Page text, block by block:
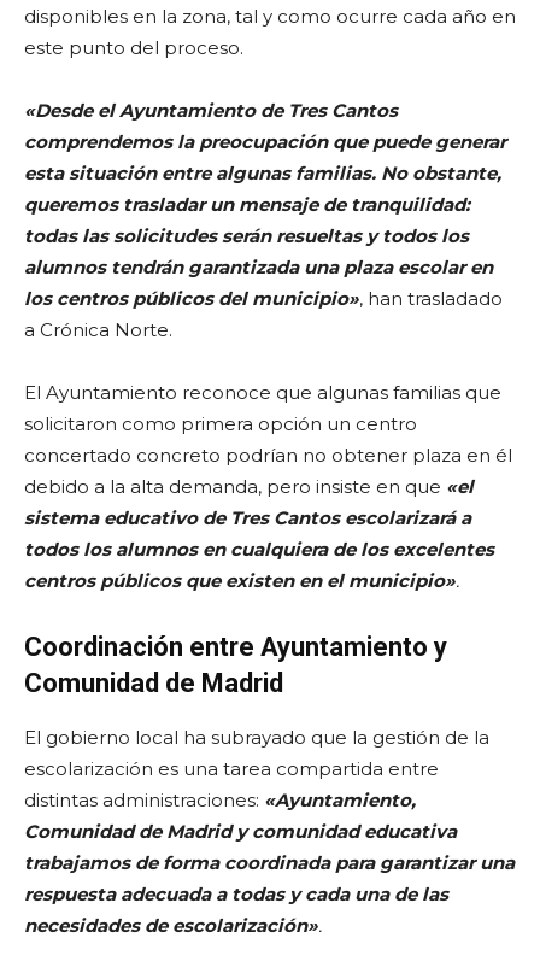
disponibles en la zona, tal y como ocurre cada año en
este punto del proceso.
«Desde el Ayuntamiento de Tres Cantos
comprendemos la preocupación que puede generar
esta situación entre algunas familias. No obstante,
queremos trasladar un mensaje de tranquilidad:
todas las solicitudes serán resueltas y todos los
alumnos tendrán garantizada una plaza escolar en
los centros públicos del municipio», han trasladado
a Crónica Norte.
El Ayuntamiento reconoce que algunas familias que
solicitaron como primera opción un centro
concertado concreto podrían no obtener plaza en él
debido a la alta demanda, pero insiste en que «el
sistema educativo de Tres Cantos escolarizará a
todos los alumnos en cualquiera de los excelentes
centros públicos que existen en el municipio».
Coordinación entre Ayuntamiento y
Comunidad de Madrid
El gobierno local ha subrayado que la gestión de la
escolarización es una tarea compartida entre
distintas administraciones: «Ayuntamiento,
Comunidad de Madrid y comunidad educativa
trabajamos de forma coordinada para garantizar una
respuesta adecuada a todas y cada una de las
necesidades de escolarización».